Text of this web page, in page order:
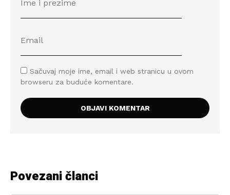
Sačuvaj moje ime, email i web stranicu u ovom
browseru za buduće komentare.
Povezani članci